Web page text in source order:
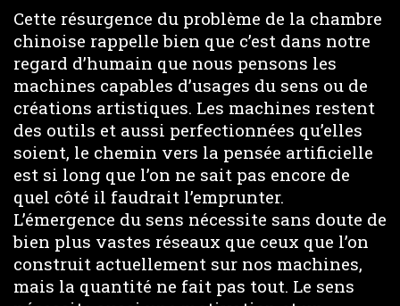
Cette résurgence du problème de la chambre
chinoise rappelle bien que c’est dans notre
regard d’humain que nous pensons les
machines capables d’usages du sens ou de
créations artistiques. Les machines restent
des outils et aussi perfectionnées qu’elles
soient, le chemin vers la pensée artificielle
est si long que l’on ne sait pas encore de
quel côté il faudrait l’emprunter.
L’émergence du sens nécessite sans doute de
bien plus vastes réseaux que ceux que l’on
construit actuellement sur nos machines,
mais la quantité ne fait pas tout. Le sens